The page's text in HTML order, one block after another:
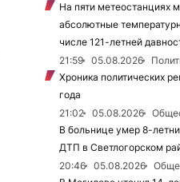
На пяти метеостанциях
абсолютные
числе 121-летней
21:59
05.08.2026
Хроника политических
года
21:02
05.08.2026
В больнице умер 8-
ДТП в Светлогорском
20:46
05.08.2026